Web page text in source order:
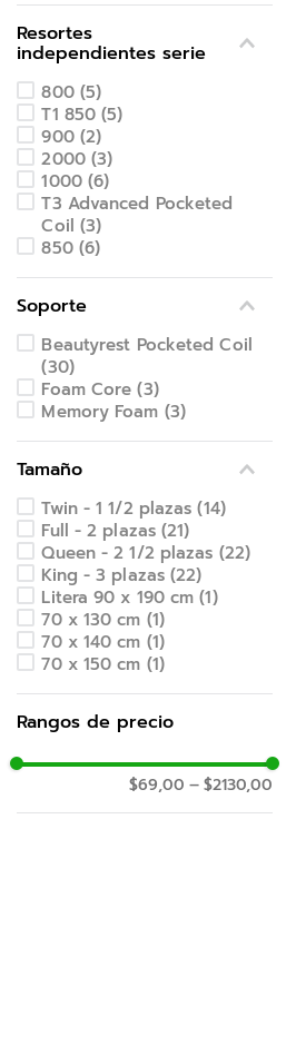
Resortes
independientes serie
800 (5)
T1 850 (5)
900 (2)
2000 (3)
1000 (6)
T3 Advanced Pocketed
Coil (3)
850 (6)
Soporte
Beautyrest Pocketed Coil
(30)
Foam Core (3)
Memory Foam (3)
Tamaño
Twin - 1 1/2 plazas (14)
Full - 2 plazas (21)
Queen - 2 1/2 plazas (22)
King - 3 plazas (22)
Litera 90 x 190 cm (1)
70 x 130 cm (1)
70 x 140 cm (1)
70 x 150 cm (1)
Rangos de precio
$69,00 –$2130,00